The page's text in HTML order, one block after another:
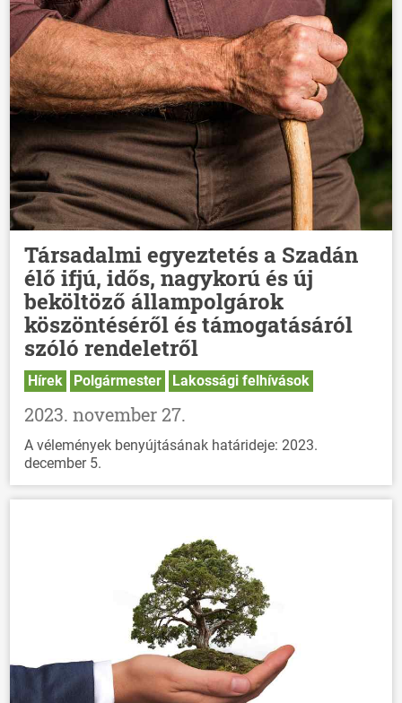
Társadalmi egyeztetés a Szadán
élő ifjú, idős, nagykorú és új
beköltöző állampolgárok
köszöntéséről és támogatásáról
szóló rendeletről
Hírek Polgármester Lakossági felhívások
2023. november 27.
A vélemények benyújtásának határideje: 2023.
december 5.